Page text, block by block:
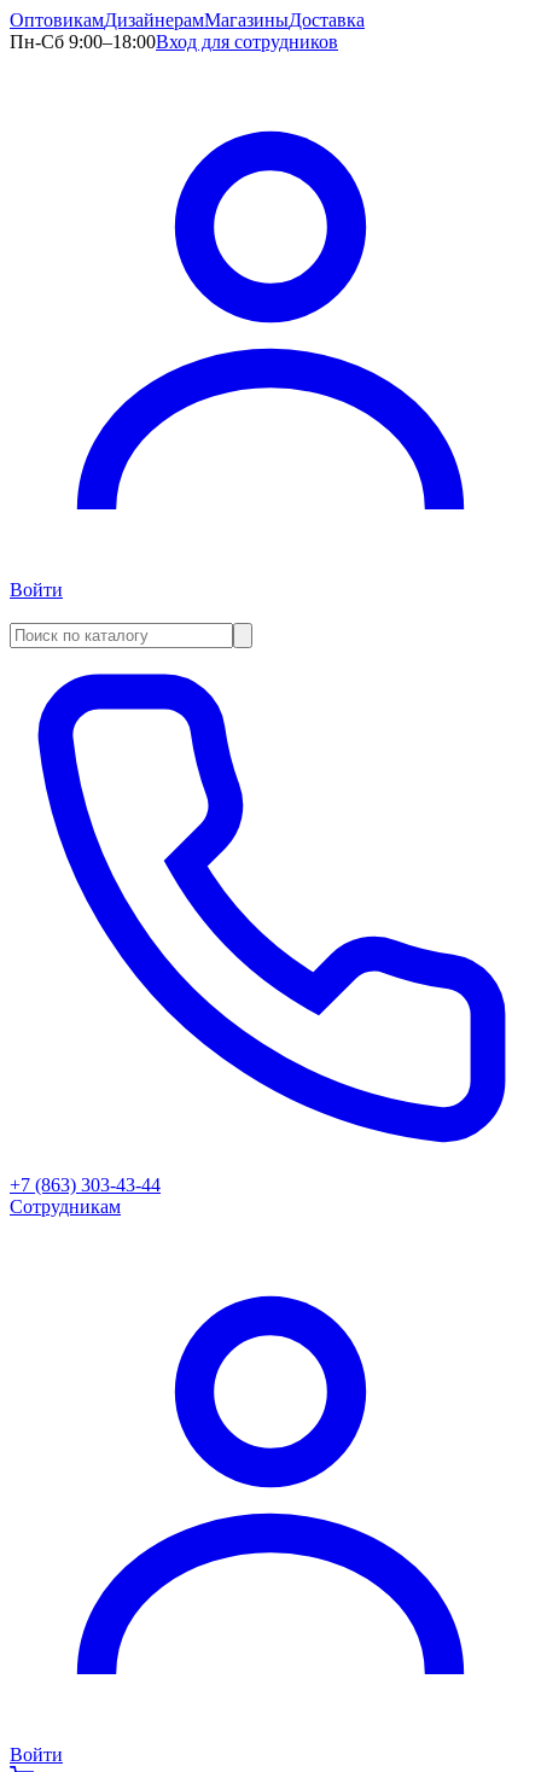
ОптовикамДизайнерамМагазиныДоставка
Пн-Сб 9:00–18:00Вход для сотрудников
Войти
+7 (863) 303-43-44
Сотрудникам
Войти